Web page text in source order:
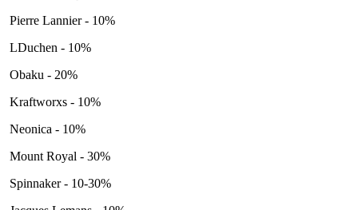
Pierre Lannier - 10%
LDuchen - 10%
Obaku - 20%
Kraftworxs - 10%
Neonica - 10%
Mount Royal - 30%
Spinnaker - 10-30%